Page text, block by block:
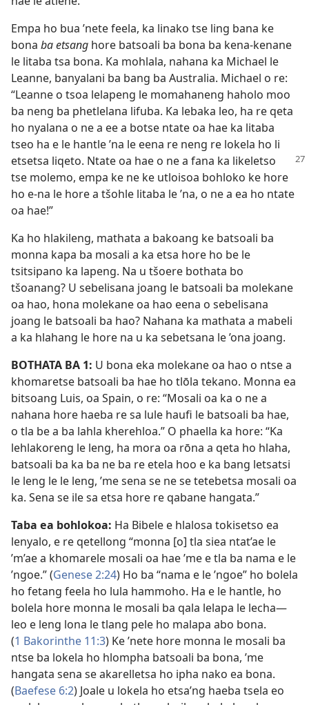
Empa ho bua ’nete feela, ka linako tse ling bana ke
bona ba etsang hore batsoali ba bona ba kena-kenane
le litaba tsa bona. Ka mohlala, nahana ka Michael le
Leanne, banyalani ba bang ba Australia. Michael o re:
“Leanne o tsoa lelapeng le momahaneng haholo moo
ba neng ba phetlelana lifuba. Ka lebaka leo, ha re qeta
ho nyalana o ne a ee a botse ntate oa hae ka litaba
tseo ha e le hantle ’na le eena re neng re lokela ho li
etsetsa liqeto. Ntate oa hae o ne a fana ka likeletso
tse molemo, empa ke ne ke utloisoa bohloko ke hore
ho e-na le hore a tšohle litaba le ’na, o ne a ea ho ntate
oa hae!”
Ka ho hlakileng, mathata a bakoang ke batsoali ba
monna kapa ba mosali a ka etsa hore ho be le
tsitsipano ka lapeng. Na u tšoere bothata bo
tšoanang? U sebelisana joang le batsoali ba molekane
oa hao, hona molekane oa hao eena o sebelisana
joang le batsoali ba hao? Nahana ka mathata a mabeli
a ka hlahang le hore na u ka sebetsana le ’ona joang.
BOTHATA BA 1: U bona eka molekane oa hao o ntse a
khomaretse batsoali ba hae ho tlōla tekano. Monna ea
bitsoang Luis, oa Spain, o re: “Mosali oa ka o ne a
nahana hore haeba re sa lule haufi le batsoali ba hae,
o tla be a ba lahla kherehloa.” O phaella ka hore: “Ka
lehlakoreng le leng, ha mora oa rōna a qeta ho hlaha,
batsoali ba ka ba ne ba re etela hoo e ka bang letsatsi
le leng le le leng, ’me sena se ne se tetebetsa mosali oa
ka. Sena se ile sa etsa hore re qabane hangata.”
Taba ea bohlokoa: Ha Bibele e hlalosa tokisetso ea
lenyalo, e re qetellong “monna [o] tla siea ntat’ae le
’m’ae a khomarele mosali oa hae ’me e tla ba nama e le
’ngoe.” (Genese 2:24) Ho ba “nama e le ’ngoe” ho bolela
ho fetang feela ho lula hammoho. Ha e le hantle, ho
bolela hore monna le mosali ba qala lelapa le lecha—
leo e leng lona le tlang pele ho malapa abo bona.
(1 Bakorinthe 11:3) Ke ’nete hore monna le mosali ba
ntse ba lokela ho hlompha batsoali ba bona, ’me
hangata sena se akarelletsa ho ipha nako ea bona.
(Baefese 6:2) Joale u lokela ho etsa’ng haeba tsela eo